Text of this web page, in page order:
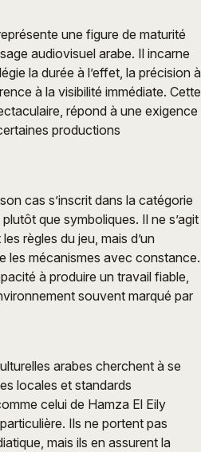
une figure de maturité
audiovisuel arabe. Il incarne
la durée à l’effet, la précision à
à la visibilité immédiate. Cette
répond à une exigence
productions
cas s’inscrit dans la catégorie
que symboliques. Il ne s’agit
règles du jeu, mais d’un
les mécanismes avec constance.
à produire un travail fiable,
souvent marqué par
arabes cherchent à se
locales et standards
celui de Hamza El Eily
Ils ne portent pas
mais ils en assurent la